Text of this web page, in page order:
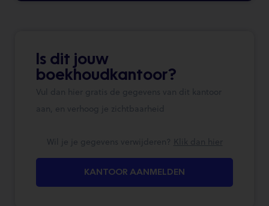
Is dit jouw
boekhoudkantoor?
Vul dan hier gratis de gegevens van dit kantoor
aan, en verhoog je zichtbaarheid
Wil je je gegevens verwijderen? Klik dan hier
KANTOOR AANMELDEN